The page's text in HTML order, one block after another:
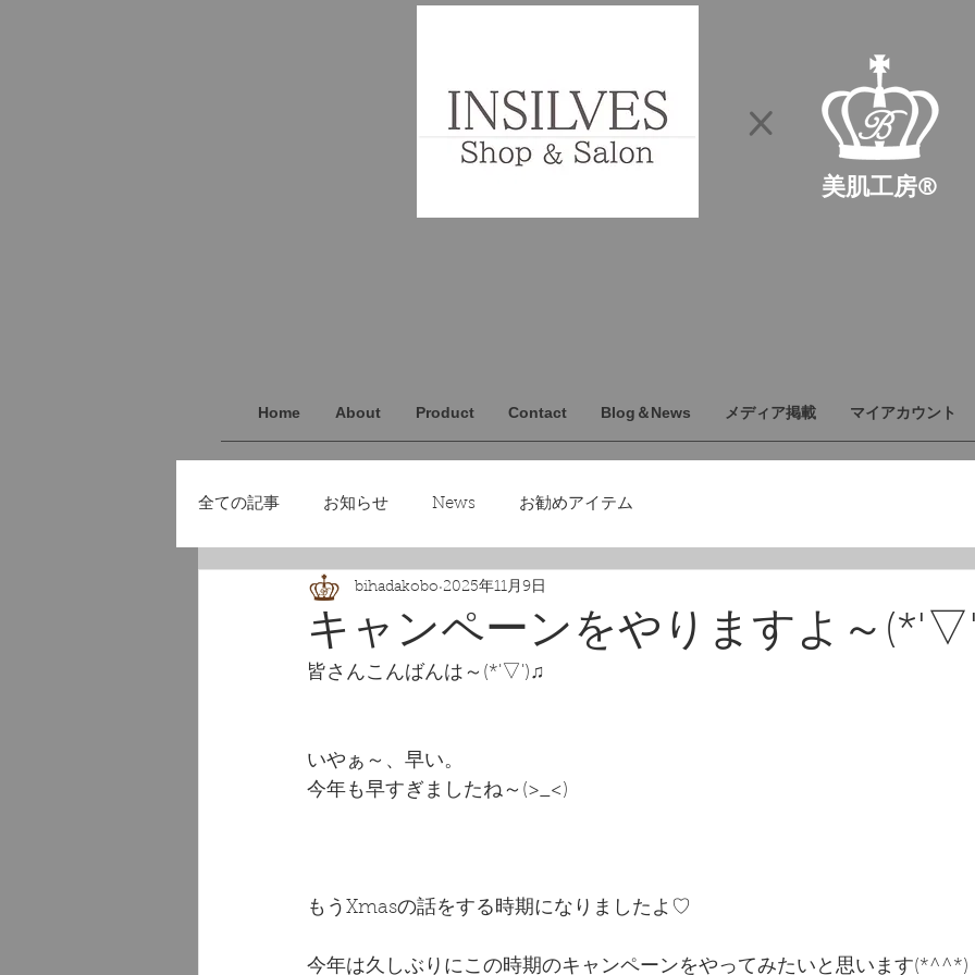
​× ​美肌工房®
Home About Product Contact Blog＆News メディア掲載 マイアカウント
全ての記事 お知らせ News お勧めアイテム
キャンペーンをやりますよ～
bihadakobo 2025年11月9日
皆さんこんばんは～(*'▽')♫
いやぁ～、早い。
今年も早すぎましたね～(>_<)
もうXmasの話をする時期になりましたよ♡
今年は久しぶりにこの時期のキャンペーンをやってみたいと思います(*^^*)